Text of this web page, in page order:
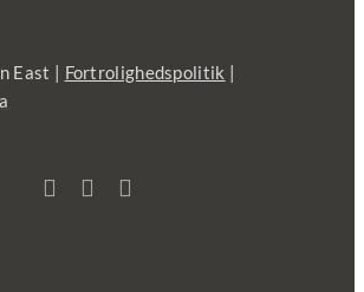
East | Fortrolighedspolitik